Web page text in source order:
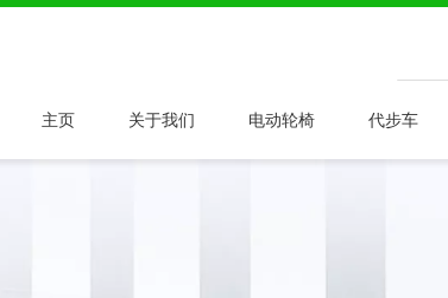
主页 关于我们 电动轮椅 代步车